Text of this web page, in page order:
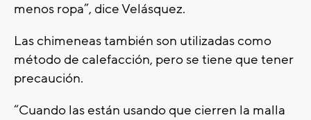
menos ropa”, dice Velásquez.
Las chimeneas también son utilizadas como
método de calefacción, pero se tiene que tener
precaución.
“Cuando las están usando que cierren la malla